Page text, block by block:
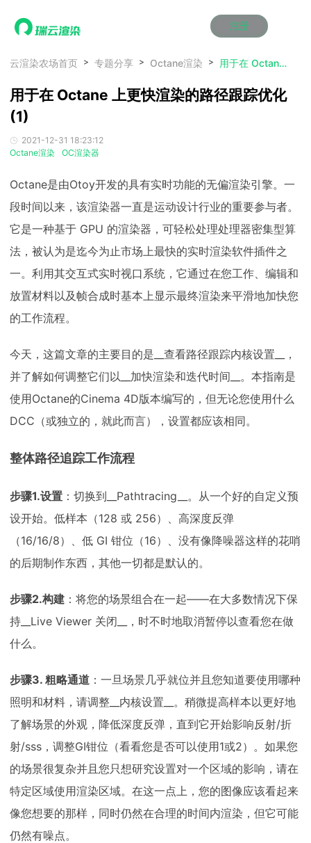
注册
首页
产品服务
云制作
瑞兔百宝箱
AI视频插帧
云制作
瑞兔百宝箱
AI视频插帧
云制作
瑞兔百宝箱
AI视频插帧
云制作
瑞兔百宝箱
AI视频插帧
云制作
瑞兔百宝箱
AI视频插帧
云制作
瑞兔百宝箱
AI视频插帧
Maya云渲染方案
Cinema 4D云渲染方案
Maya AI渲染方案
Maya云渲染方案
Cinema 4D云渲染方案
Maya AI渲染方案
Maya云渲染方案
Cinema 4D云渲染方案
Maya AI渲染方案
Maya云渲染方案
Cinema 4D云渲染方案
Maya AI渲染方案
Maya云渲染方案
Cinema 4D云渲染方案
Maya AI渲染方案
Maya云渲染方案
Cinema 4D云渲染方案
Maya AI渲染方案
动画价格
效果图价格
云制作价格
动画价格
效果图价格
云制作价格
动画价格
效果图价格
云制作价格
动画价格
效果图价格
云制作价格
动画价格
效果图价格
云制作价格
动画价格
效果图价格
云制作价格
资讯&赛事
新闻资讯
渲染百科
渲染大赛
新闻资讯
渲染百科
渲染大赛
新闻资讯
渲染百科
渲染大赛
新闻资讯
渲染百科
渲染大赛
新闻资讯
渲染百科
渲染大赛
新闻资讯
渲染百科
渲染大赛
云渲染优惠攻略
青云平台
云渲染优惠攻略
青云平台
云渲染优惠攻略
青云平台
云渲染优惠攻略
青云平台
云渲染优惠攻略
青云平台
云渲染优惠攻略
青云平台
关于我们
效果图客户端
效果图客户端
效果图客户端
效果图客户端
效果图客户端
效果图客户端
帮助/教程
登录
云渲染农场首页 专题分享 Octane渲染 用于在 Octane 上更快渲染的路径跟踪优化(1)
用于在 Octane 上更快渲染的路径跟踪优化
(1)
2021-12-31 18:23:12
Octane渲染
OC渲染器
Octane是由Otoy开发的具有实时功能的无偏渲染引擎。一
段时间以来，该渲染器一直是运动设计行业的重要参与者。
它是一种基于 GPU 的渲染器，可轻松处理处理器密集型算
法，被认为是迄今为止市场上最快的实时渲染软件插件之
一。利用其交互式实时视口系统，它通过在您工作、编辑和
放置材料以及帧合成时基本上显示最终渲染来平滑地加快您
的工作流程。
今天，这篇文章的主要目的是__查看路径跟踪内核设置__，
并了解如何调整它们以__加快渲染和迭代时间__。本指南是
使用Octane的Cinema 4D版本编写的，但无论您使用什么
DCC（或独立的，就此而言），设置都应该相同。
整体路径追踪工作流程
步骤1.设置 ：切换到__Pathtracing__。从一个好的自定义预
设开始。低样本（128 或 256）、高深度反弹
（16/16/8）、低 GI 钳位（16）、没有像降噪器这样的花哨
的后期制作东西，其他一切都是默认的。
步骤2.构建 ：将您的场景组合在一起——在大多数情况下保
持__Live Viewer 关闭__，时不时地取消暂停以查看您在做
什么。
步骤3. 粗略通道 ：一旦场景几乎就位并且您知道要使用哪种
照明和材料，请调整__内核设置__。稍微提高样本以更好地
了解场景的外观，降低深度反弹，直到它开始影响反射/折
射/sss，调整GI钳位（看看您是否可以使用1或2）。如果您
的场景很复杂并且您只想研究设置对一个区域的影响，请在
特定区域使用渲染区域。在这一点上，您的图像应该看起来
像您想要的那样，同时仍然在合理的时间内渲染，但它可能
仍然有噪点。